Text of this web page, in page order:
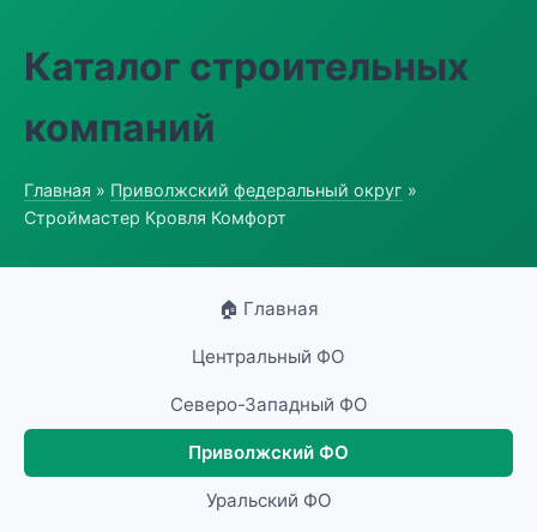
Каталог строительных
компаний
Главная » Приволжский федеральный округ »
Строймастер Кровля Комфорт
🏠 Главная
Центральный ФО
Северо-Западный ФО
Приволжский ФО
Уральский ФО